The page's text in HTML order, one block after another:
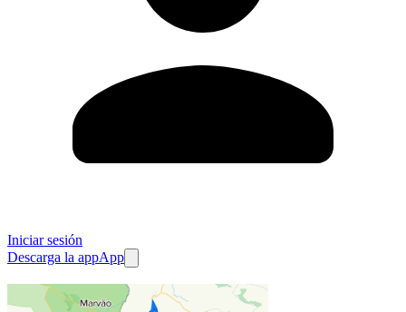
Iniciar sesión
Descarga la appApp